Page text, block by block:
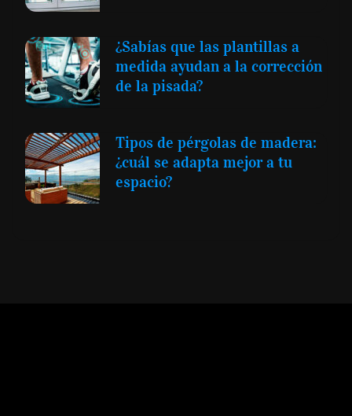
¿Sabías que las plantillas a
medida ayudan a la corrección
de la pisada?
Tipos de pérgolas de madera:
¿cuál se adapta mejor a tu
espacio?